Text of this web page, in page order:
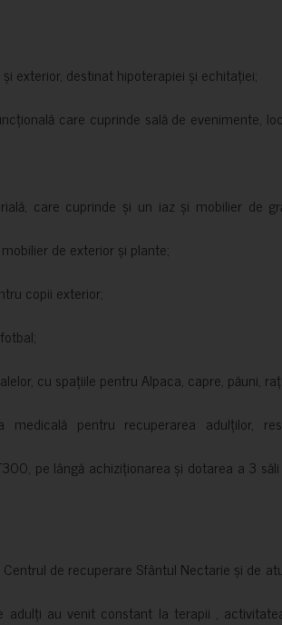
exterior, destinat hipoterapiei și echitației;
care cuprinde sală de evenimente,
care cuprinde și un iaz și mobilier de
de exterior și plante;
copii exterior;
cu spațiile pentru Alpaca, capre, păuni,
medicală pentru recuperarea adulților,
pe lângă achiziționarea și dotarea a 3
de recuperare Sfântul Nectarie și de
au venit constant la terapii ,